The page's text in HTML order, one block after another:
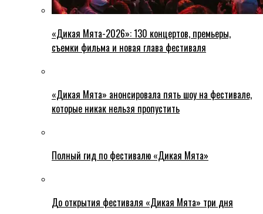
«Дикая Мята-2026»: 130 концертов, премьеры,
съемки фильма и новая глава фестиваля
«Дикая Мята» анонсировала пять шоу на фестивале,
которые никак нельзя пропустить
Полный гид по фестивалю «Дикая Мята»
До открытия фестиваля «Дикая Мята» три дня